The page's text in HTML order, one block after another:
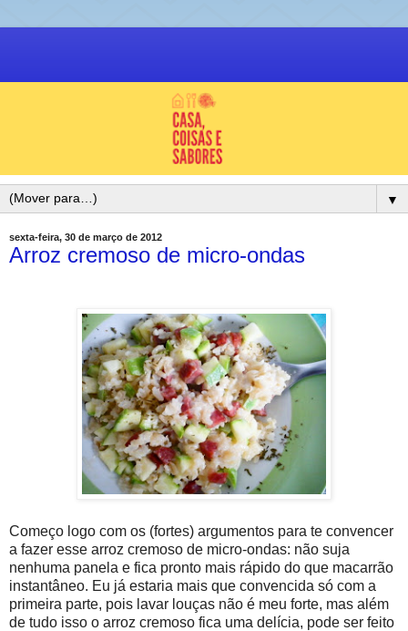
▼
sexta-feira, 30 de março de 2012
Arroz cremoso de micro-ondas
Começo logo com os (fortes) argumentos para te convencer
a fazer esse arroz cremoso de micro-ondas: não suja
nenhuma panela e fica pronto mais rápido do que macarrão
instantâneo. Eu já estaria mais que convencida só com a
primeira parte, pois lavar louças não é meu forte, mas além
de tudo isso o arroz cremoso fica uma delícia, pode ser feito